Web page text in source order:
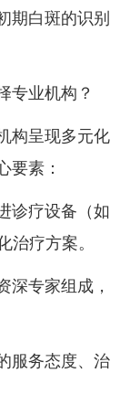
期白斑的识别
业机构？
呈现多元化
要素：
诊疗设备（如
治疗方案。
深专家组成，
服务态度、治